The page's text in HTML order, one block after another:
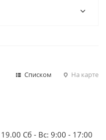
Списком На карте
Сб - Вс: 9:00 - 17:00